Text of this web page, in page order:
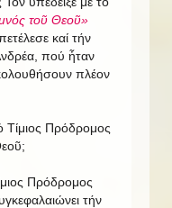
τοῦ Θεοῦ»
καί τήν
πού ἦταν
πλέον
Τίμιος Πρόδρομος
Πρόδρομος
τήν